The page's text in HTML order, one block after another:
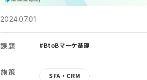
2024.07.01
課題 #BtoBマーケ基礎
施策 SFA・CRM